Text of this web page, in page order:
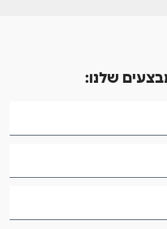
שלנו: